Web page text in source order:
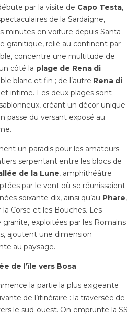
par la visite de Capo Testa,
de la Sardaigne,
minutes en voiture depuis Santa
granitique, relié au continent par
concentre une multitude de
côté la plage de Rena di
blanc et fin ; de l’autre Rena di
intime. Les deux plages sont
créant un décor unique
passe du versant exposé au
un paradis pour les amateurs
serpentant entre les blocs de
de la Lune, amphithéâtre
par le vent où se réunissaient
soixante-dix, ainsi qu’au Phare,
la Corse et les Bouches. Les
granite, exploitées par les Romains
ajoutent une dimension
au paysage.
de l’île vers Bosa
la partie la plus exigeante
de l’itinéraire : la traversée de
le sud-ouest. On emprunte la SS